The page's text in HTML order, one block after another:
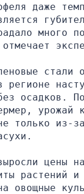
даже
много
стали
регионе
осадков.
урожай
только из-
цены
растений и
овощные